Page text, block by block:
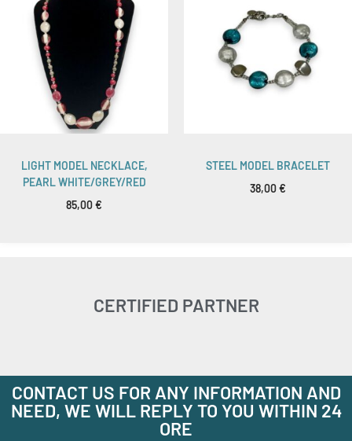
LIGHT MODEL NECKLACE,
PEARL WHITE/GREY/RED
85,00€
STEEL MODEL BRACELET
38,00€
CERTIFIED PARTNER
CONTACT US FOR ANY INFORMATION AND
NEED, WE WILL REPLY TO YOU WITHIN 24
ORE